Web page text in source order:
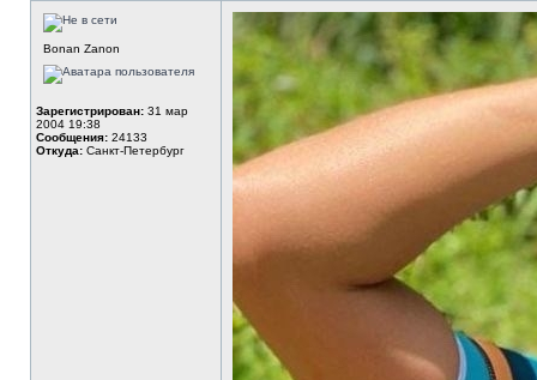
Bonan Zanon
Зарегистрирован: 31 мар
2004 19:38
Сообщения: 24133
Откуда: Санкт-Петербург